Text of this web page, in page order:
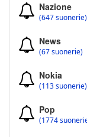
Nazione
(647 suonerie)
News
(67 suonerie)
Nokia
(113 suonerie)
Pop
(1774